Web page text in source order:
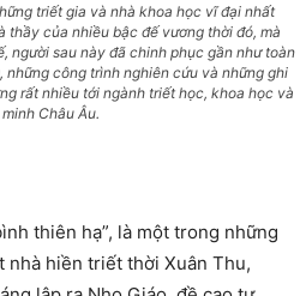
triết gia và nhà khoa học vĩ đại nhất
thầy của nhiều bậc đế vương thời đó, mà
người sau này đã chinh phục gần như toàn
những công trình nghiên cứu và những ghi
rất nhiều tới ngành triết học, khoa học và
Châu Âu.
thiên hạ”, là một trong những
nhà hiền triết thời Xuân Thu,